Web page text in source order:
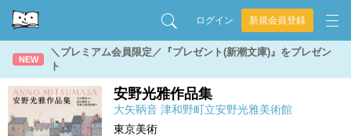
ログイン 新規会員登録
NEW
＼プレミアム会員限定／『プレゼント(新潮文庫)』をプレゼン
ト
安野光雅作品集
大矢鞆音 津和野町立安野光雅美術館
東京美術